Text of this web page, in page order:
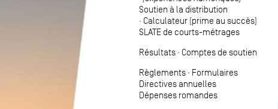
Soutien à la distribution
· Calculateur (prime au succès)
SLATE de courts-métrages
Résultats · Comptes de soutien
Règlements · Formulaires
Directives annuelles
Dépenses romandes